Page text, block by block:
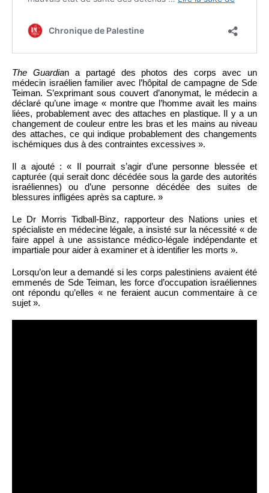
The Guardian a partagé des photos des corps avec un
médecin israélien familier avec l’hôpital de campagne de Sde
Teiman. S’exprimant sous couvert d’anonymat, le médecin a
déclaré qu’une image « montre que l’homme avait les mains
liées, probablement avec des attaches en plastique. Il y a un
changement de couleur entre les bras et les mains au niveau
des attaches, ce qui indique probablement des changements
ischémiques dus à des contraintes excessives ».
Il a ajouté : « Il pourrait s’agir d’une personne blessée et
capturée (qui serait donc décédée sous la garde des autorités
israéliennes) ou d’une personne décédée des suites de
blessures infligées après sa capture. »
Le Dr Morris Tidball-Binz, rapporteur des Nations unies et
spécialiste en médecine légale, a insisté sur la nécessité « de
faire appel à une assistance médico-légale indépendante et
impartiale pour aider à examiner et à identifier les morts ».
Lorsqu’on leur a demandé si les corps palestiniens avaient été
emmenés de Sde Teiman, les force d’occupation israéliennes
ont répondu qu’elles « ne feraient aucun commentaire à ce
sujet ».